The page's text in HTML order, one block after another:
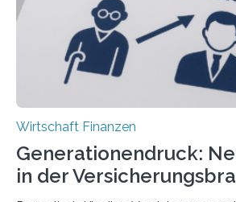
Wirtschaft Finanzen
Generationendruck:
in der